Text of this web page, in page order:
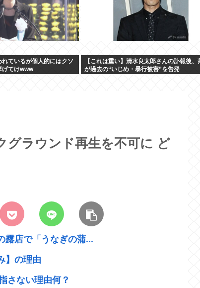
ているが個人的にはクソ
げてけwww
【これは重い】清水良太郎さんの訃報後、
が過去の“いじめ・暴行被害”を告発
グラウンド再生を不可に ど
露店で「うなぎの蒲...
】の理由
さない理由何？